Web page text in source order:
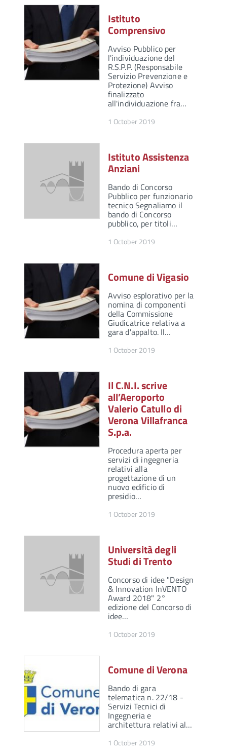
Istituto
Comprensivo
Avviso Pubblico per
l'individuazione del
R.S.P.P. (Responsabile
Servizio Prevenzione e
Protezione) Avviso
finalizzato
all'individuazione fra…
1 October 2019
Istituto Assistenza
Anziani
Bando di Concorso
Pubblico per funzionario
tecnico Segnaliamo il
bando di Concorso
pubblico, per titoli…
1 October 2019
Comune di Vigasio
Avviso esplorativo per la
nomina di componenti
della Commissione
Giudicatrice relativa a
gara d'appalto. Il…
1 October 2019
Il C.N.I. scrive
all’Aeroporto
Valerio Catullo di
Verona Villafranca
S.p.a.
Procedura aperta per
servizi di ingegneria
relativi alla
progettazione di un
nuovo edificio di
presidio…
1 October 2019
Università degli
Studi di Trento
Concorso di idee "Design
& Innovation InVENTO
Award 2018" 2°
edizione del Concorso di
idee…
1 October 2019
Comune di Verona
Bando di gara
telematica n. 22/18 -
Servizi Tecnici di
Ingegneria e
architettura relativi al…
1 October 2019